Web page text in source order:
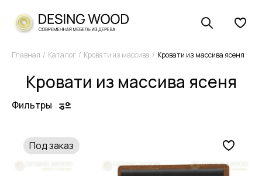
Главная Каталог Кровати из массива Кровати из массива ясеня
Кровати из массива ясеня
Фильтры
Под заказ